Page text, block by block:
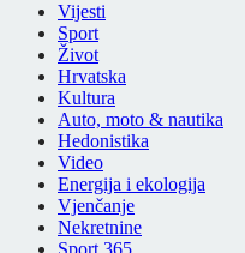
Vijesti
Sport
Život
Hrvatska
Kultura
Auto, moto & nautika
Hedonistika
Video
Energija i ekologija
Vjenčanje
Nekretnine